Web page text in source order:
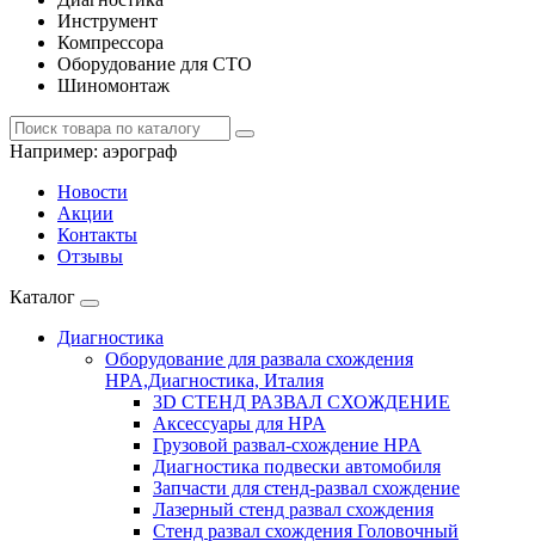
Инструмент
Компрессора
Оборудование для СТО
Шиномонтаж
Например: аэрограф
Новости
Акции
Контакты
Отзывы
Каталог
Диагностика
Оборудование для развала схождения
HPA,Диагностика, Италия
3D СТЕНД РАЗВАЛ СХОЖДЕНИЕ
Аксессуары для HPA
Грузовой развал-схождение HPA
Диагностика подвески автомобиля
Запчасти для стенд-развал схождение
Лазерный стенд развал схождения
Стенд развал схождения Головочный